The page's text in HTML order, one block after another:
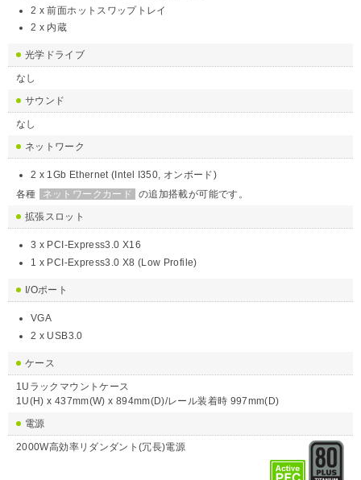
2 x 前面ホットスワップトレイ
2 x 内蔵
光学ドライブ
なし
サウンド
なし
ネットワーク
2 x 1Gb Ethernet (Intel I350, オンボード)
各種
ネットワークカード
の追加搭載が可能です。
拡張スロット
3 x PCI-Express3.0 X16
1 x PCI-Express3.0 X8 (Low Profile)
I/Oポート
VGA
2 x USB3.0
ケース
1Uラックマウントケース
1U(H) x 437mm(W) x 894mm(D)/レール装着時 997mm(D)
電源
2000W高効率リダンダント(冗長)電源